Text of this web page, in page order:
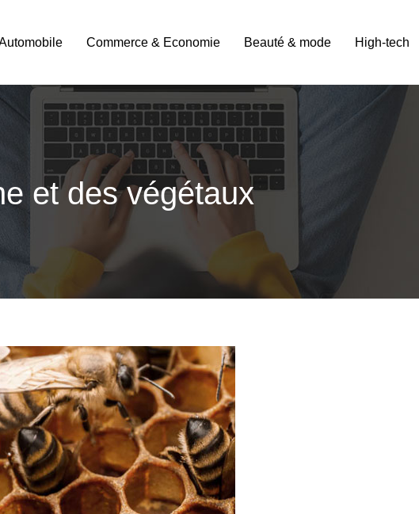
Commerce & Economie Beauté & mode High-tech
et des végétaux